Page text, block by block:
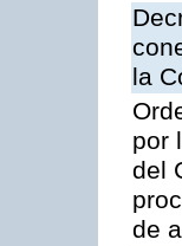
la
por
del
de